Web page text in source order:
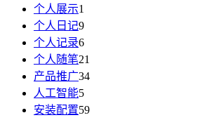
个人展示1
个人日记9
个人记录6
个人随笔21
产品推广34
人工智能5
安装配置59